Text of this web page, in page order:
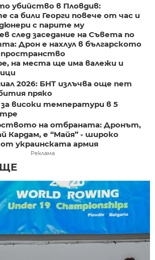
убийство в Пловдив:
са били Георги повече от час и
с парите му
след заседание на Съвета по
Дрон е нахлул в българското
на места ще има валежи и
2026: БНТ излъчва още пет
пряко
високи температури в 5
на отбраната: Дронът,
Кардам, е “Майя” - широко
от украинската армия
Реклама